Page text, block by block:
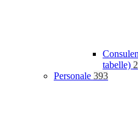
tabelle) 2
Personale 393